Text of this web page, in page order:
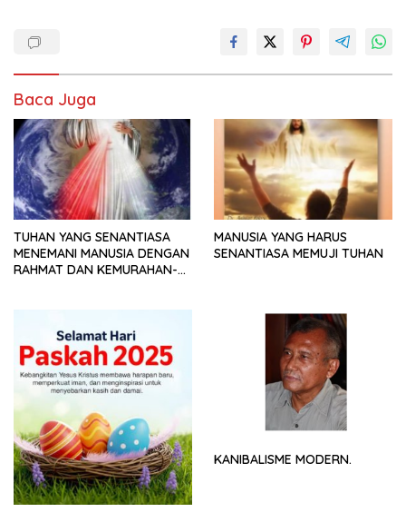
Baca Juga
TUHAN YANG SENANTIASA
MENEMANI MANUSIA DENGAN
RAHMAT DAN KEMURAHAN-
MANUSIA YANG HARUS
SENANTIASA MEMUJI TUHAN
KANIBALISME MODERN.